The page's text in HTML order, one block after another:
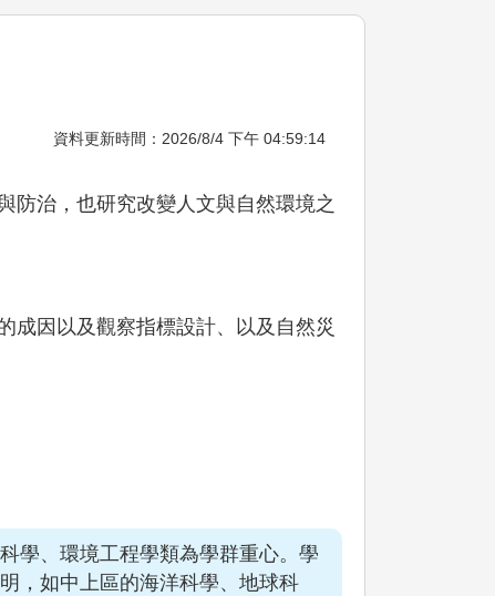
資料更新時間：2026/8/4 下午 04:59:14
防治，也研究改變人文與自然環境之
成因以及觀察指標設計、以及自然災
學、環境工程學類為學群重心。學
，如中上區的海洋科學、地球科